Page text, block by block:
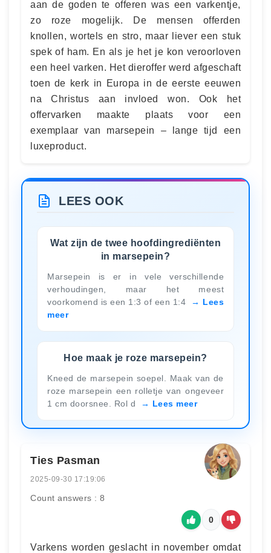
aan de goden te offeren was een varkentje,
zo roze mogelijk. De mensen offerden
knollen, wortels en stro, maar liever een stuk
spek of ham. En als je het je kon veroorloven
een heel varken. Het dieroffer werd afgeschaft
toen de kerk in Europa in de eerste eeuwen
na Christus aan invloed won. Ook het
offervarken maakte plaats voor een
exemplaar van marsepein – lange tijd een
luxeproduct.
LEES OOK
Wat zijn de twee hoofdingrediënten
in marsepein?
Marsepein is er in vele verschillende
verhoudingen, maar het meest
voorkomend is een 1:3 of een 1:4
Lees
meer
Hoe maak je roze marsepein?
Kneed de marsepein soepel. Maak van de
roze marsepein een rolletje van ongeveer
1 cm doorsnee. Rol d
Lees meer
Ties Pasman
2025-09-30 17:19:06
Count answers : 8
0
Varkens worden geslacht in november omdat